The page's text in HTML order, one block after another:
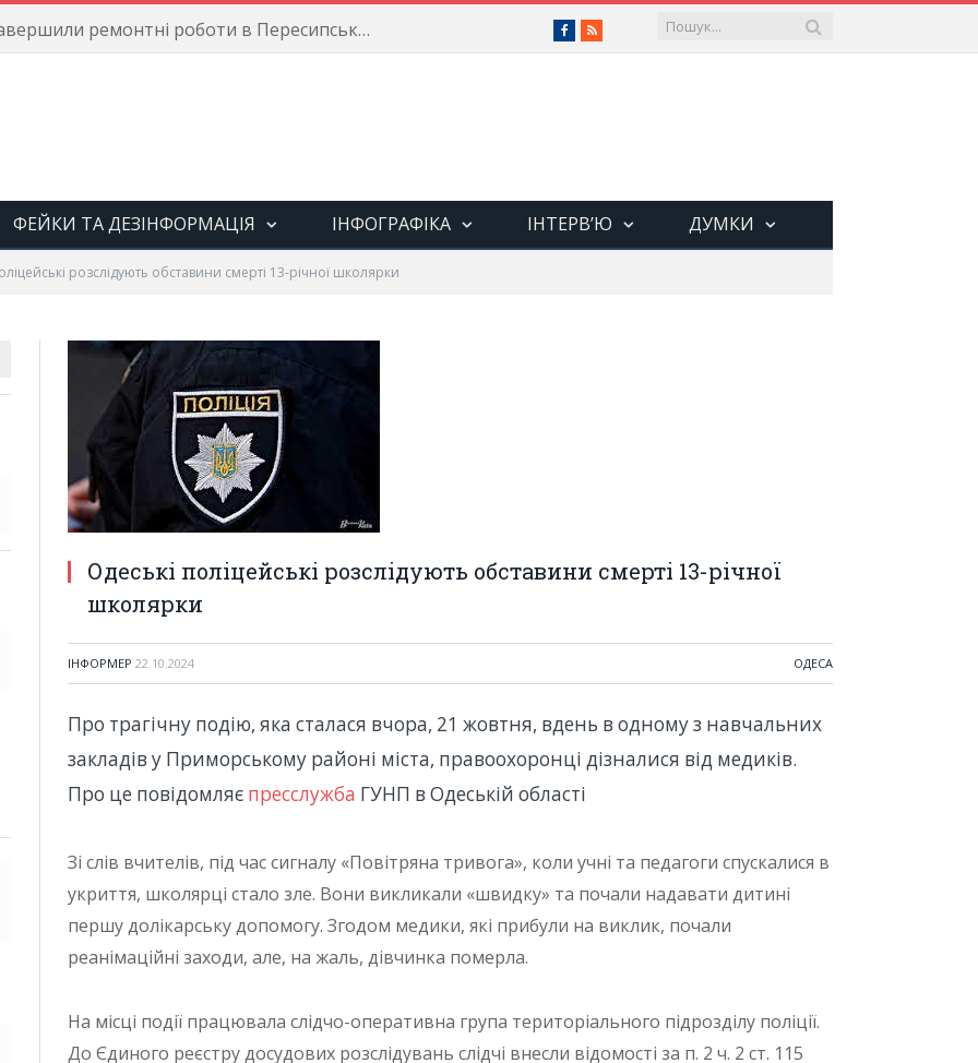
Енергетики завершили ремонтні роботи в Пересипському районі Facebook
RSS
ФЕЙКИ ТА ДЕЗІНФОРМАЦІЯ ІНФОГРАФІКА ІНТЕРВ’Ю ДУМКИ
розслідують обставини смерті 13-річної школярки
Одеські поліцейські розслідують обставини смерті 13-річної
школярки
ІНФОРМЕР 22.10.2024 ОДЕСА
Про трагічну подію, яка сталася вчора, 21 жовтня, вдень в одному з навчальних
закладів у Приморському районі міста, правоохоронці дізналися від медиків.
Про це повідомляє пресслужба ГУНП в Одеській області
Зі слів вчителів, під час сигналу «Повітряна тривога», коли учні та педагоги спускалися в
укриття, школярці стало зле. Вони викликали «швидку» та почали надавати дитині
першу долікарську допомогу. Згодом медики, які прибули на виклик, почали
реанімаційні заходи, але, на жаль, дівчинка померла.
На місці події працювала слідчо-оперативна група територіального підрозділу поліції.
До Єдиного реєстру досудових розслідувань слідчі внесли відомості за п. 2 ч. 2 ст. 115